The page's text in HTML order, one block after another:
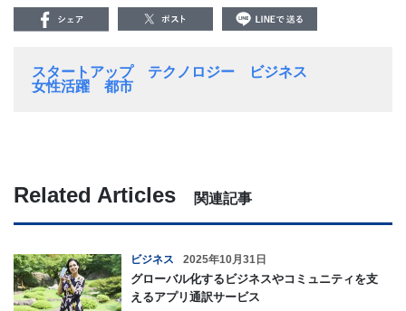
スタートアップ テクノロジー
ビジネス
女性活躍
都市
Related Articles 関連記事
ビジネス 2025年10月31日
グローバル化するビジネスやコミュニティを支
えるアプリ通訳サービス